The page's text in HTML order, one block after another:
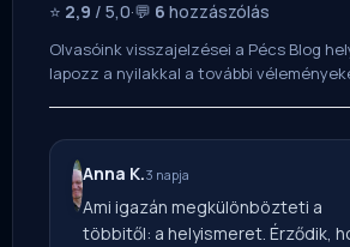
⭐ 2,9 / 5,0·💬 6 hozzászólás
Olvasóink visszajelzései a Pécs Blog
lapozz a nyilakkal a további
Anna K.3 napja
Ami igazán megkülönbözteti a
többitől: a helyismeret. Érződik,